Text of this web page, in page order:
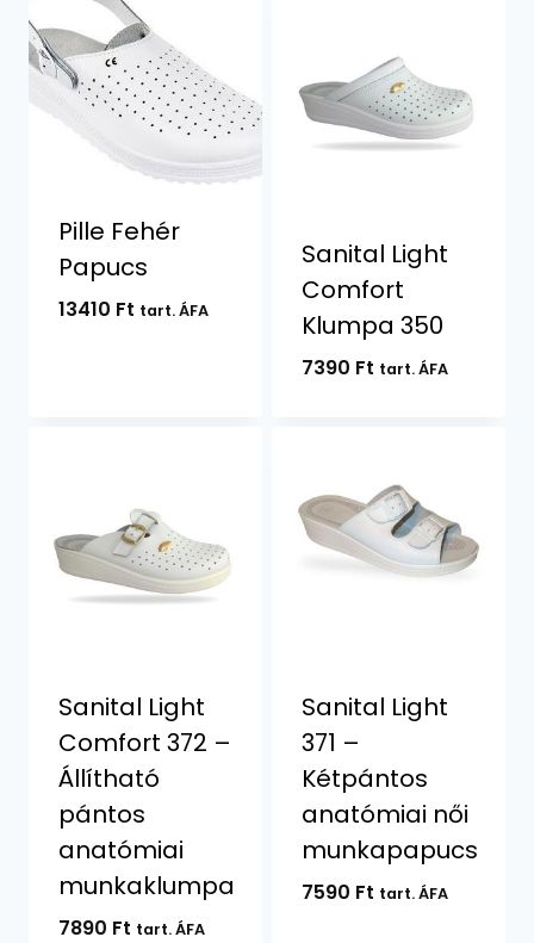
Pille Fehér
Papucs
13410 Ft tart. ÁFA
Sanital Light
Comfort
Klumpa 350
7390 Ft tart. ÁFA
Sanital Light
Comfort 372 –
Állítható
pántos
anatómiai
munkaklumpa
7890 Ft tart. ÁFA
Sanital Light
371 –
Kétpántos
anatómiai női
munkapapucs
7590 Ft tart. ÁFA